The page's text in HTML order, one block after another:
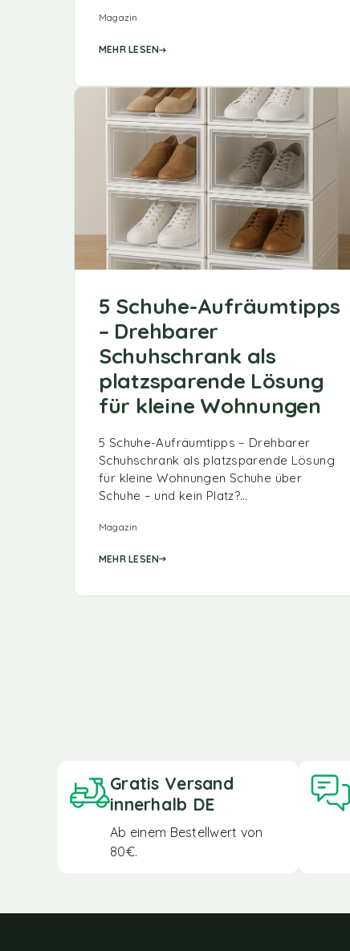
Magazin
MEHR LESEN
5 Schuhe-Aufräumtipps
– Drehbarer
Schuhschrank als
platzsparende Lösung
für kleine Wohnungen
5 Schuhe-Aufräumtipps – Drehbarer
Schuhschrank als platzsparende Lösung
für kleine Wohnungen Schuhe über
Schuhe – und kein Platz?…
Magazin
MEHR LESEN
Gratis Versand
innerhalb DE
Ab einem Bestellwert von
80€.